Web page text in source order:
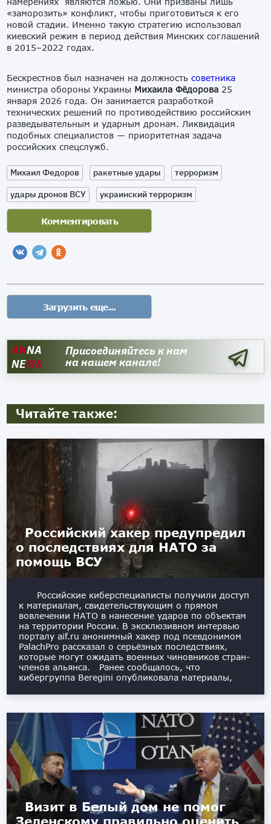
«заморозить» конфликт, чтобы приготовиться к его
новой стадии. Именно такую стратегию использовал
киевский режим в период действия Минских соглашений
в 2015–2022 годах.
Бескрестнов был назначен на должностьсоветника
министра обороны Украины Михаила Фёдорова 25
января 2026 года. Он занимается разработкой
технических решений по противодействию российским
разведывательным и ударным дронам. Ликвидация
подобных специалистов — приоритетная задача
российских спецслужб.
Михаил Федоров ракетные удары
терроризм
удары дронов ВСУ
украинский терроризм
ANNA
NEWS
Присоединяйтесь к нам
на нашем канале!
Читайте также:
Российский хакер предупредил
о последствиях для НАТО за
помощь ВСУ
Российские киберспециалисты получили доступ
к материалам, свидетельствующим о прямом
вовлечении НАТО в нанесение ударов по объектам
на территории России. В эксклюзивном интервью
порталу aif.ru анонимный хакер под псевдонимом
PalachPro рассказал о серьёзных последствиях,
которые могут ожидать военных чиновников стран-
членов альянса. Ранее сообщалось, что
кибергруппа Beregini опубликовала материалы,
Визит в Белый дом не помог